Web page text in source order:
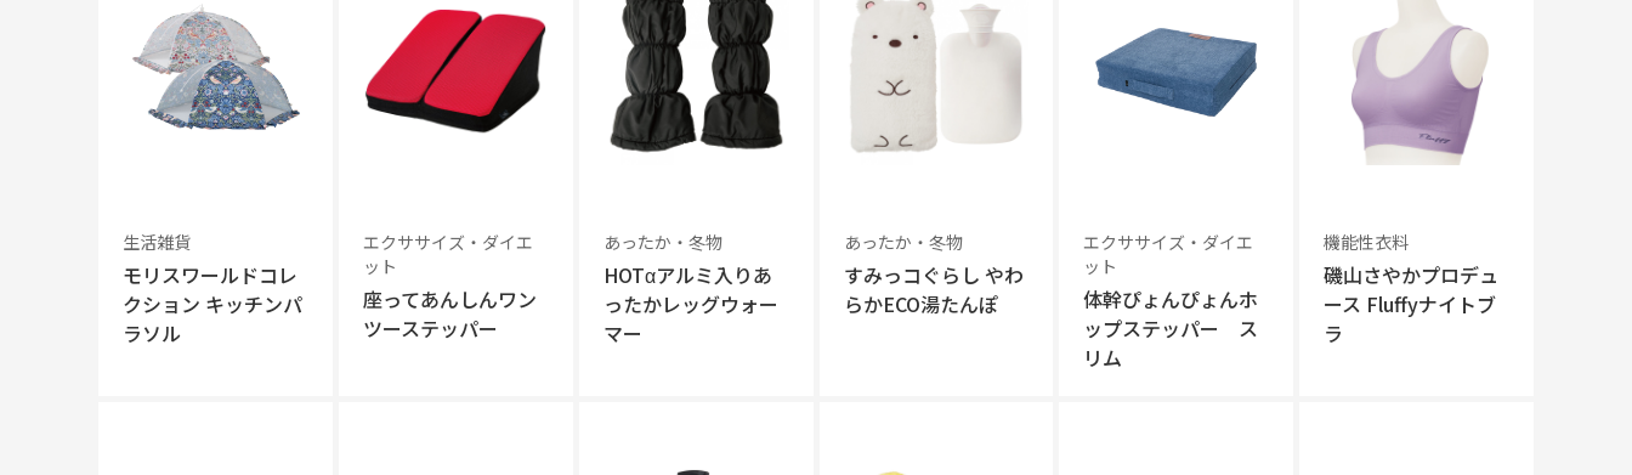
生活雑貨
モリスワールドコレ
クション キッチンパ
ラソル
エクササイズ・ダイエ
ット
座ってあんしんワン
ツーステッパー
あったか・冬物
HOTαアルミ入りあ
ったかレッグウォー
マー
あったか・冬物
すみっコぐらし やわ
らかECO湯たんぽ
エクササイズ・ダイエ
ット
体幹ぴょんぴょんホ
ップステッパー ス
リム
機能性衣料
磯山さやかプロデュ
ース Fluffyナイトブ
ラ